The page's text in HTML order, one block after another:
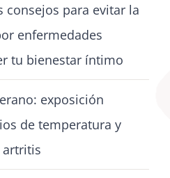
consejos para evitar la
enfermedades
tu bienestar íntimo
exposición
de temperatura y
artritis